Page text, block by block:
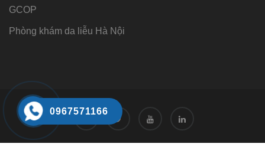
GCOP
Phòng khám da liễu Hà Nội
0967571166